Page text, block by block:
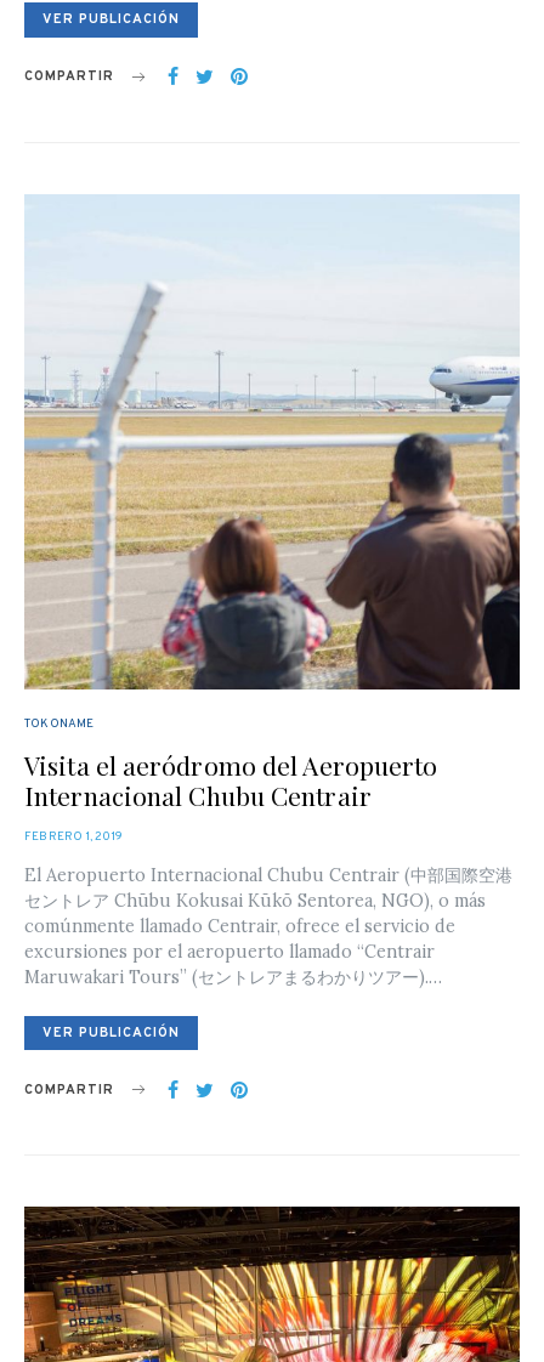
VER PUBLICACIÓN
COMPARTIR
TOKONAME
Visita el aeródromo del Aeropuerto
Internacional Chubu Centrair
POSTED
FEBRERO 1, 2019
El Aeropuerto Internacional Chubu Centrair (中部国際空港
セントレア Chūbu Kokusai Kūkō Sentorea, NGO), o más
comúnmente llamado Centrair, ofrece el servicio de
excursiones por el aeropuerto llamado “Centrair
Maruwakari Tours” (セントレアまるわかりツアー).…
VER PUBLICACIÓN
COMPARTIR